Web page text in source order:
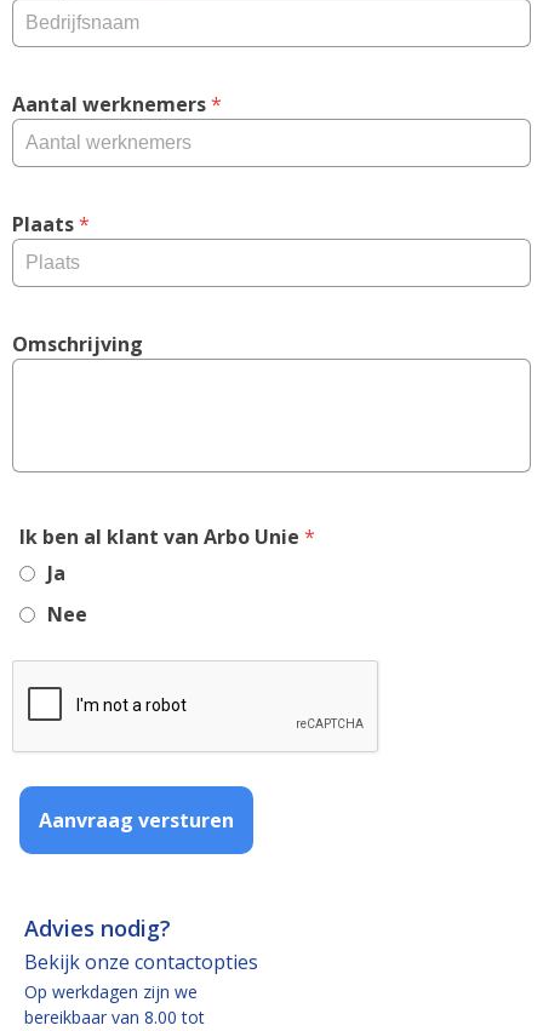
Aantal werknemers *
Plaats *
Omschrijving
Ik ben al klant van Arbo Unie *
Ja
Nee
Aanvraag versturen
Advies nodig?
Bekijk onze contactopties
Op werkdagen zijn we
bereikbaar van 8.00 tot